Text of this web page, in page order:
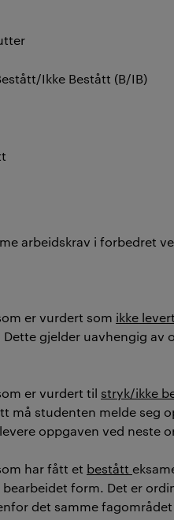
Ikke Bestått (B/IB)
arbeidskrav i forbedret
er vurdert som ikke
gjelder uavhengig av
er vurdert til stryk/ikke
må studenten melde seg
oppgaven ved
har fått et bestått
form. Det er
det samme